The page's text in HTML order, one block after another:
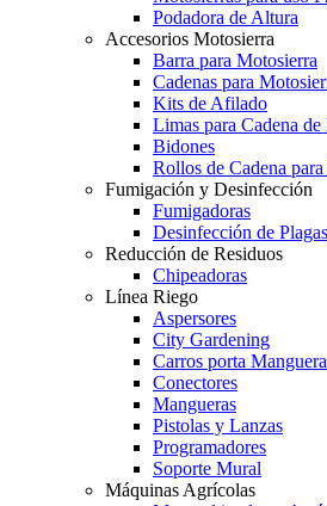
Podadora de Altura
Accesorios Motosierra
Barra para Motosierra
Cadenas para
Kits de Afilado
Limas para Cadena
Bidones
Rollos de Cadena
Fumigación y Desinfección
Fumigadoras
Desinfección de Plagas
Reducción de Residuos
Chipeadoras
Línea Riego
Aspersores
City Gardening
Carros porta
Conectores
Mangueras
Pistolas y Lanzas
Programadores
Soporte Mural
Máquinas Agrícolas